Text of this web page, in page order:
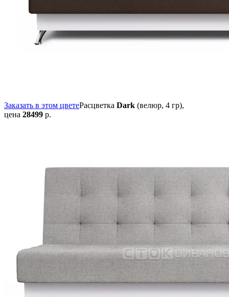
Заказать в этом цветеРасцветка Dark (велюр, 4 гр),
цена 28499 р.